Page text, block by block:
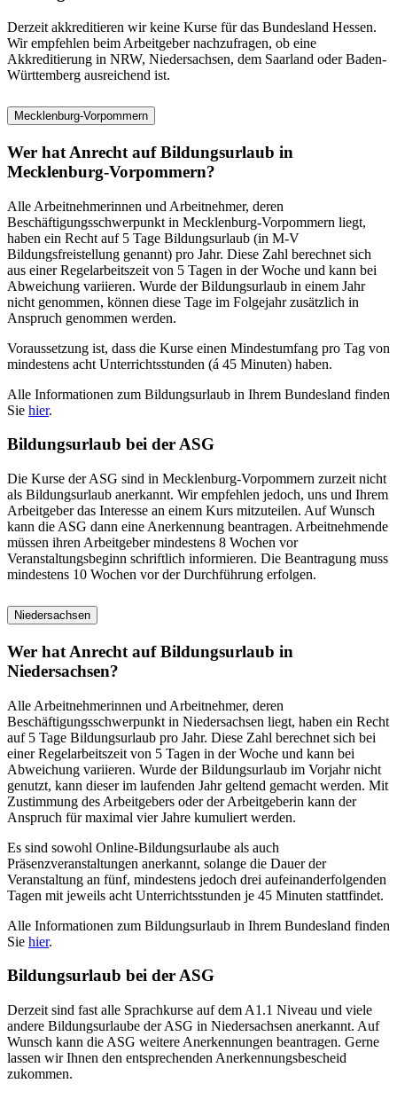
Derzeit akkreditieren wir keine Kurse für das Bundesland Hessen.
Wir empfehlen beim Arbeitgeber nachzufragen, ob eine
Akkreditierung in NRW, Niedersachsen, dem Saarland oder Baden-
Württemberg ausreichend ist.
Mecklenburg-Vorpommern
Wer hat Anrecht auf Bildungsurlaub in
Mecklenburg-Vorpommern?
Alle Arbeitnehmerinnen und Arbeitnehmer, deren
Beschäftigungsschwerpunkt in Mecklenburg-Vorpommern liegt,
haben ein Recht auf 5 Tage Bildungsurlaub (in M-V
Bildungsfreistellung genannt) pro Jahr. Diese Zahl berechnet sich
aus einer Regelarbeitszeit von 5 Tagen in der Woche und kann bei
Abweichung variieren. Wurde der Bildungsurlaub in einem Jahr
nicht genommen, können diese Tage im Folgejahr zusätzlich in
Anspruch genommen werden.
Voraussetzung ist, dass die Kurse einen Mindestumfang pro Tag von
mindestens acht Unterrichtsstunden (á 45 Minuten) haben.
Alle Informationen zum Bildungsurlaub in Ihrem Bundesland finden
Sie hier.
Bildungsurlaub bei der ASG
Die Kurse der ASG sind in Mecklenburg-Vorpommern zurzeit nicht
als Bildungsurlaub anerkannt. Wir empfehlen jedoch, uns und Ihrem
Arbeitgeber das Interesse an einem Kurs mitzuteilen. Auf Wunsch
kann die ASG dann eine Anerkennung beantragen. Arbeitnehmende
müssen ihren Arbeitgeber mindestens 8 Wochen vor
Veranstaltungsbeginn schriftlich informieren. Die Beantragung muss
mindestens 10 Wochen vor der Durchführung erfolgen.
Niedersachsen
Wer hat Anrecht auf Bildungsurlaub in
Niedersachsen?
Alle Arbeitnehmerinnen und Arbeitnehmer, deren
Beschäftigungsschwerpunkt in Niedersachsen liegt, haben ein Recht
auf 5 Tage Bildungsurlaub pro Jahr. Diese Zahl berechnet sich bei
einer Regelarbeitszeit von 5 Tagen in der Woche und kann bei
Abweichung variieren. Wurde der Bildungsurlaub im Vorjahr nicht
genutzt, kann dieser im laufenden Jahr geltend gemacht werden. Mit
Zustimmung des Arbeitgebers oder der Arbeitgeberin kann der
Anspruch für maximal vier Jahre kumuliert werden.
Es sind sowohl Online-Bildungsurlaube als auch
Präsenzveranstaltungen anerkannt, solange die Dauer der
Veranstaltung an fünf, mindestens jedoch drei aufeinanderfolgenden
Tagen mit jeweils acht Unterrichtsstunden je 45 Minuten stattfindet.
Alle Informationen zum Bildungsurlaub in Ihrem Bundesland finden
Sie hier.
Bildungsurlaub bei der ASG
Derzeit sind fast alle Sprachkurse auf dem A1.1 Niveau und viele
andere Bildungsurlaube der ASG in Niedersachsen anerkannt. Auf
Wunsch kann die ASG weitere Anerkennungen beantragen. Gerne
lassen wir Ihnen den entsprechenden Anerkennungsbescheid
zukommen.